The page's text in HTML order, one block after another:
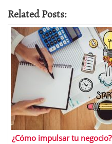
Related Posts:
¿Cómo impulsar tu negocio?